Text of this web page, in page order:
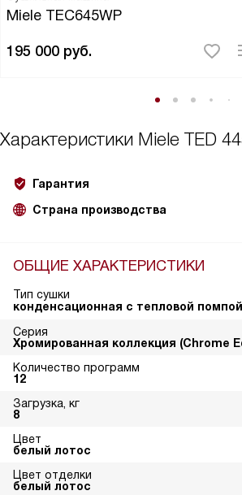
Miele TEC645WP
195 000 руб.
Характеристики Miele TED
Гарантия
Страна производства
ОБЩИЕ ХАРАКТЕРИСТИКИ
Тип сушки
конденсационная с тепловой помпой
Серия
Хромированная коллекция (Chrome
Количество программ
12
Загрузка, кг
8
Цвет
белый лотос
Цвет отделки
белый лотос